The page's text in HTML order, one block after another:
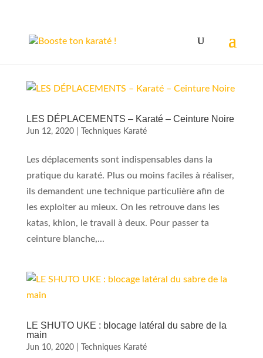
LES DÉPLACEMENTS – Karaté – Ceinture Noire
Jun 12, 2020| Techniques Karaté
Les déplacements sont indispensables dans la
pratique du karaté. Plus ou moins faciles à réaliser,
ils demandent une technique particulière afin de
les exploiter au mieux. On les retrouve dans les
katas, khion, le travail à deux. Pour passer ta
ceinture blanche,...
LE SHUTO UKE : blocage latéral du sabre de la
main
Jun 10, 2020| Techniques Karaté